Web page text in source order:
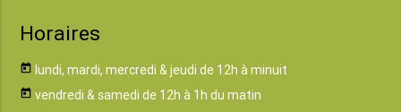
Horaires
today lundi, mardi, mercredi & jeudi de 12h à minuit
today vendredi & samedi de 12h à 1h du matin